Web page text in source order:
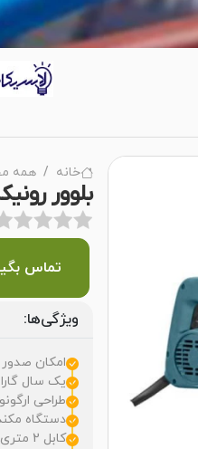
خانه همه
بلوور
تماس
ویژگی‌ها:
امکان
یک سال
طراحی
دستگاه مکنده و دمنده 2 کاره
کابل 2 متری